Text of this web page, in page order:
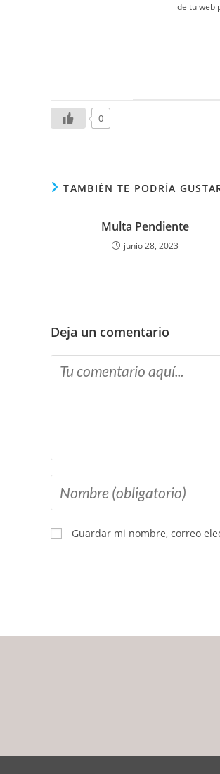
de tu web
0
TAMBIÉN TE PODRÍA
Multa Pendiente
junio 28, 2023
Deja un comentario
Guardar mi nombre, correo